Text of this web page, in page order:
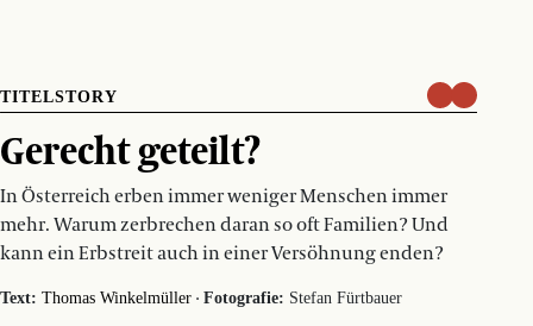
TITELSTORY
Gerecht geteilt?
In Österreich erben immer weniger Menschen immer
mehr. Warum zerbrechen daran so oft Familien? Und
kann ein Erbstreit auch in einer Versöhnung enden?
Text: Thomas Winkelmüller ·Fotografie: Stefan Fürtbauer